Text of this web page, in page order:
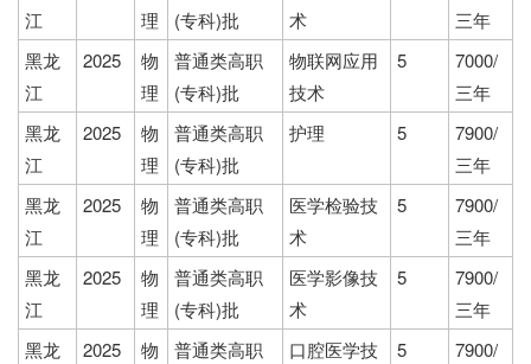
江
理
(专科)批
术
三年
黑龙
江
2025
物
理
普通类高职
(专科)批
物联网应用
技术
5
7000/
三年
黑龙
江
2025
物
理
普通类高职
(专科)批
护理 5
7900/
三年
黑龙
江
2025
物
理
普通类高职
(专科)批
医学检验技
术
5
7900/
三年
黑龙
江
2025
物
理
普通类高职
(专科)批
医学影像技
术
5
7900/
三年
黑龙
2025
物
普通类高职
口腔医学技
5
7900/